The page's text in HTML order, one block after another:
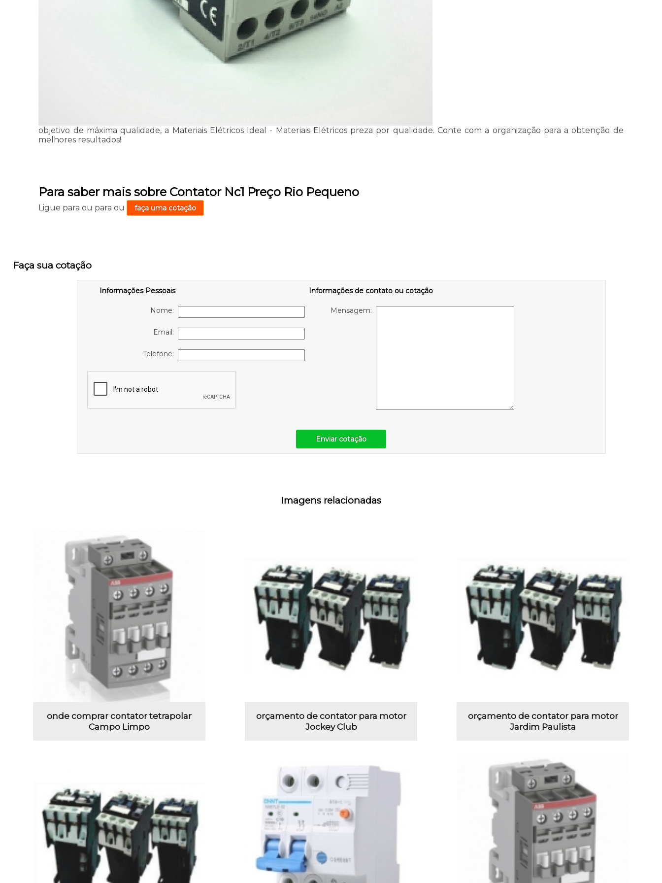
objetivo de máxima qualidade, a Materiais Elétricos Ideal - Materiais Elétricos preza por qualidade. Conte com a organização para a obtenção de
melhores resultados!
Para saber mais sobre Contator Nc1 Preço Rio Pequeno
Ligue paraou paraou faça uma cotação
Faça sua cotação
Informações Pessoais
Nome:
Email:
Telefone:
Informações de contato ou cotação
Mensagem:
Enviar cotação
Imagens relacionadas
onde comprar contator tetrapolar
Campo Limpo
orçamento de contator para motor
Jockey Club
orçamento de contator para motor
Jardim Paulista